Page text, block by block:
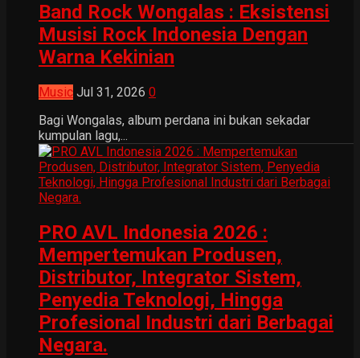
Band Rock Wongalas : Eksistensi
Musisi Rock Indonesia Dengan
Warna Kekinian
Music Jul 31, 2026 0
Bagi Wongalas, album perdana ini bukan sekadar
kumpulan lagu,...
PRO AVL Indonesia 2026 :
Mempertemukan Produsen,
Distributor, Integrator Sistem,
Penyedia Teknologi, Hingga
Profesional Industri dari Berbagai
Negara.